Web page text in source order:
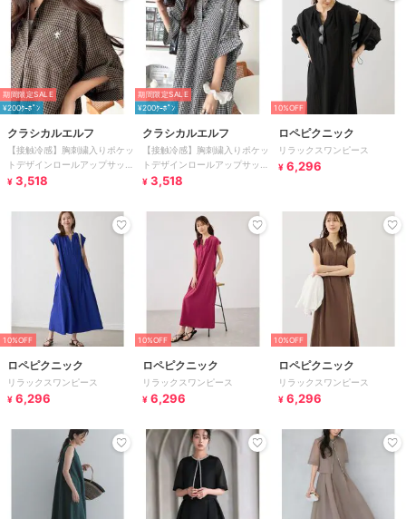
期間限定SALE
¥200ｸｰﾎﾟﾝ
クラシカルエルフ
【接触冷感】胸刺繍入りポケッ
トデザインロールアップサッカ
ーワンピース（ロング丈）
¥ 3,518
期間限定SALE
¥200ｸｰﾎﾟﾝ
クラシカルエルフ
【接触冷感】胸刺繍入りポケッ
トデザインロールアップサッカ
ーワンピース（ロング丈）
¥ 3,518
10%OFF
ロペピクニック
リラックスワンピース
¥ 6,296
10%OFF
ロペピクニック
リラックスワンピース
¥ 6,296
10%OFF
ロペピクニック
リラックスワンピース
¥ 6,296
10%OFF
ロペピクニック
リラックスワンピース
¥ 6,296